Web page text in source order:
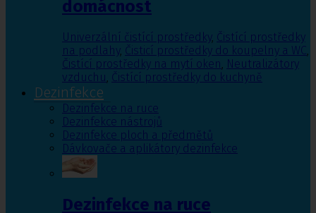
domácnost
Univerzální čistící prostředky, Čistící prostředky
na podlahy, Čisticí prostředky do koupelny a WC,
Čistící prostředky na mytí oken, Neutralizátory
vzduchu, Čistící prostředky do kuchyně
Dezinfekce
Dezinfekce na ruce
Dezinfekce nástrojů
Dezinfekce ploch a předmětů
Dávkovače a aplikátory dezinfekce
Dezinfekce na ruce